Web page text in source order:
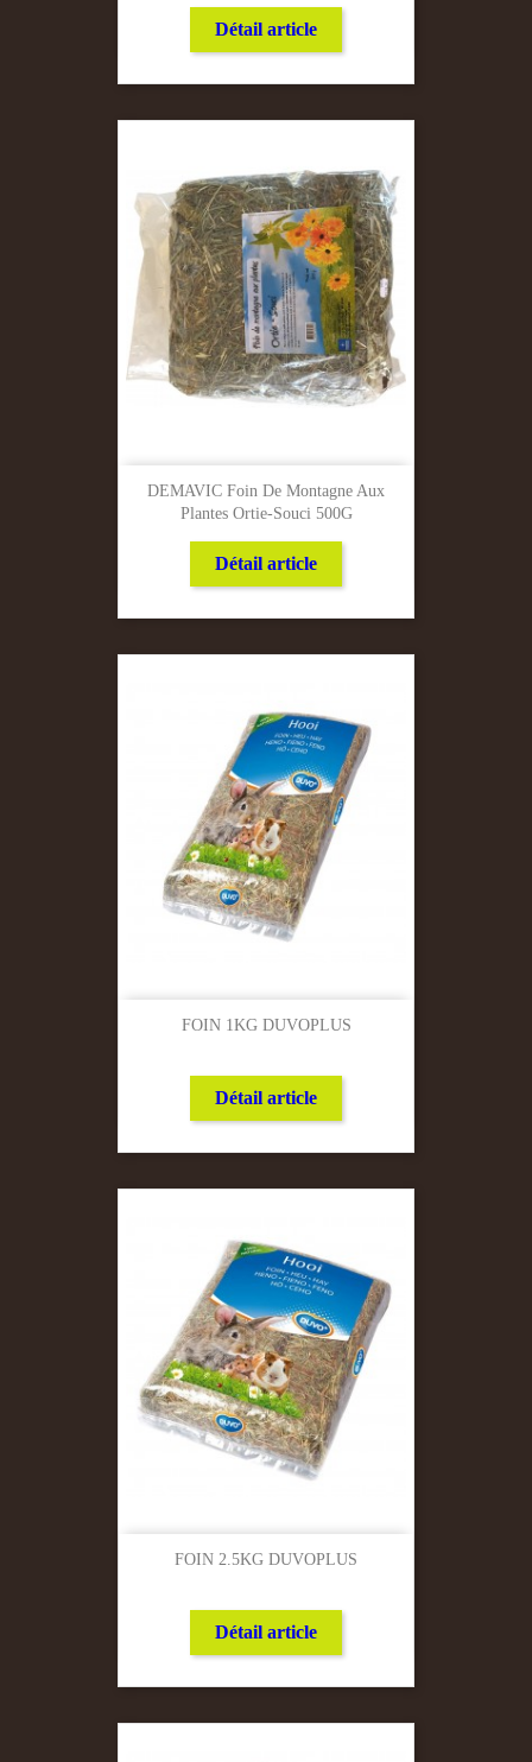
Détail article
DEMAVIC Foin De Montagne Aux
Plantes Ortie-Souci 500G
Détail article
FOIN 1KG DUVOPLUS
Détail article
FOIN 2.5KG DUVOPLUS
Détail article